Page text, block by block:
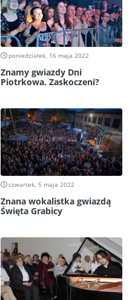
poniedziałek, 16 maja 2022
Znamy gwiazdy Dni
Piotrkowa. Zaskoczeni?
czwartek, 5 maja 2022
Znana wokalistka gwiazdą
Święta Grabicy